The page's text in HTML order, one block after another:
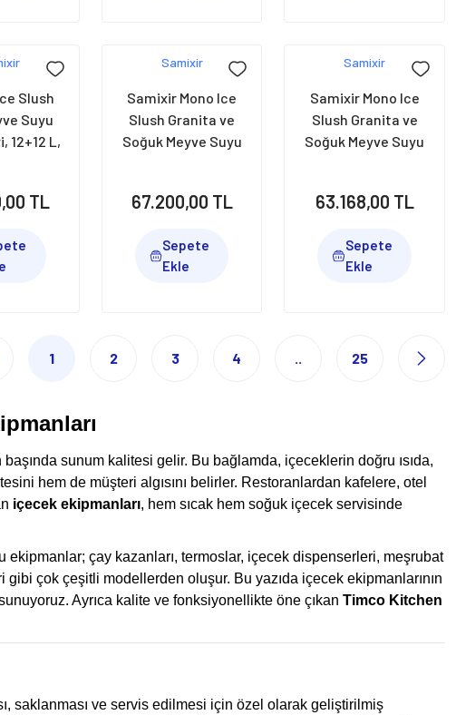
Slush
Suyu
12+12 L,
TL
Samixir
Samixir Mono Ice
Slush Granita ve
Soğuk Meyve Suyu
67.200,00 TL
Sepete
Ekle
Samixir
Samixir Mono Ice
Slush Granita ve
Soğuk Meyve Suyu
63.168,00 TL
Sepete
Ekle
1 2 3 4 .. 25
sunum kalitesi gelir. Bu bağlamda, içeceklerin doğru ısıda,
hem de müşteri algısını belirler. Restoranlardan kafelere, otel
içecek ekipmanları, hem sıcak hem soğuk içecek servisinde
çay kazanları, termoslar, içecek dispenserleri, meşrubat
çok çeşitli modellerden oluşur. Bu yazıda içecek ekipmanlarının
Ayrıca kalite ve fonksiyonellikte öne çıkan Timco Kitchen
saklanması ve servis edilmesi için özel olarak geliştirilmiş